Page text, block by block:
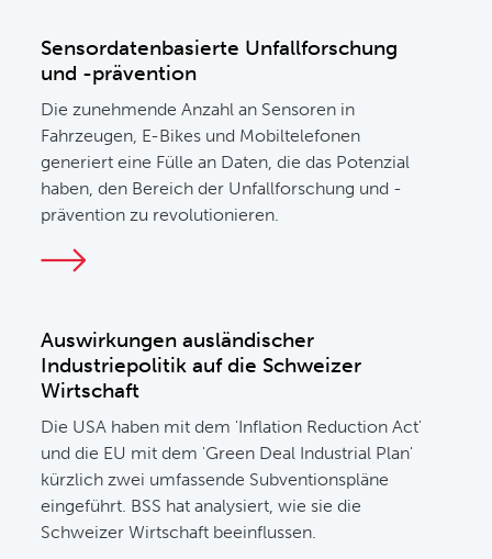
Sensordatenbasierte Unfallforschung
und -prävention
Die zunehmende Anzahl an Sensoren in
Fahrzeugen, E-Bikes und Mobiltelefonen
generiert eine Fülle an Daten, die das Potenzial
haben, den Bereich der Unfallforschung und -
prävention zu revolutionieren.
Auswirkungen ausländischer
Industriepolitik auf die Schweizer
Wirtschaft
Die USA haben mit dem 'Inflation Reduction Act'
und die EU mit dem 'Green Deal Industrial Plan'
kürzlich zwei umfassende Subventionspläne
eingeführt. BSS hat analysiert, wie sie die
Schweizer Wirtschaft beeinflussen.